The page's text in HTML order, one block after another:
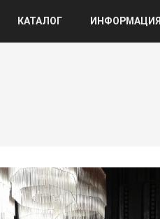
КАТАЛОГ ИНФОРМАЦИЯ